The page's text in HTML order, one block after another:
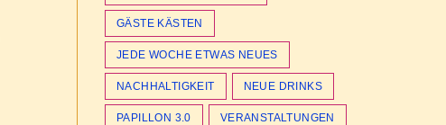
GÄSTE KÄSTEN
JEDE WOCHE ETWAS NEUES
NACHHALTIGKEIT NEUE DRINKS
PAPILLON 3.0 VERANSTALTUNGEN